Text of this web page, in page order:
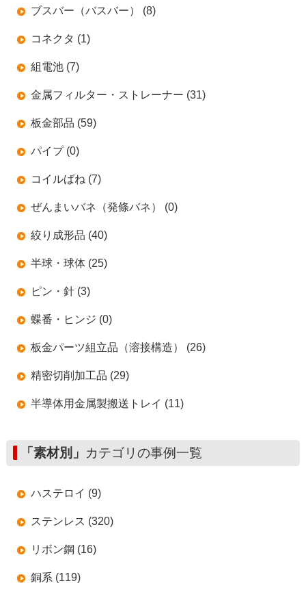
ブスバー（バスバー） (8)
コネクタ (1)
組電池 (7)
金属フィルター・ストレーナー (31)
板金部品 (59)
パイプ (0)
コイルばね (7)
ぜんまいバネ（発條バネ） (0)
絞り成形品 (40)
半球・球体 (25)
ピン・針 (3)
蝶番・ヒンジ (0)
板金パーツ組立品（溶接構造） (26)
精密切削加工品 (29)
半導体用金属製搬送トレイ (11)
「素材別」 カテゴリの事例一覧
ハステロイ (9)
ステンレス (320)
リボン鋼 (16)
銅系 (119)